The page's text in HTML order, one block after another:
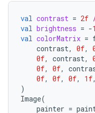
val contrast = 2f
val brightness = -
val colorMatrix =
contrast, 0f,
0f, contrast,
0f, 0f,
0f, 0f, 0f, 1f,
)
Image(
painter =